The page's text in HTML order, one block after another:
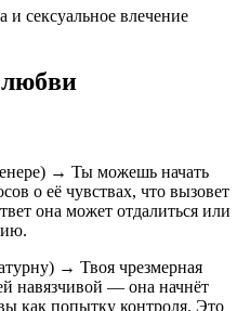
и сексуальное влечение
→ Ты можешь начать
о её чувствах, что вызовет
она может отдалиться или
→ Твоя чрезмерная
навязчивой — она начнёт
как попытку контроля. Это